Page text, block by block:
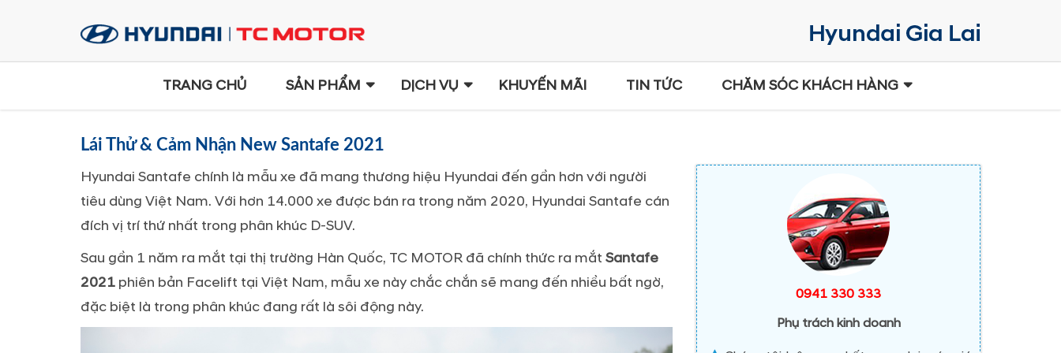
TRANG CHỦ SẢN PHẨM DỊCH VỤ KHUYẾN MÃI TIN TỨC CHĂM SÓC KHÁCH HÀNG
Lái Thử & Cảm Nhận New Santafe 2021
Hyundai Santafe chính là mẫu xe đã mang thương hiệu Hyundai đến gần hơn với người
tiêu dùng Việt Nam. Với hơn 14.000 xe được bán ra trong năm 2020, Hyundai Santafe cán
đích vị trí thứ nhất trong phân khúc D-SUV.
Sau gần 1 năm ra mắt tại thị trường Hàn Quốc, TC MOTOR đã chính thức ra mắt Santafe
2021 phiên bản Facelift tại Việt Nam, mẫu xe này chắc chắn sẽ mang đến nhiều bất ngờ,
đặc biệt là trong phân khúc đang rất là sôi động này.
0941 330 333
Phụ trách kinh doanh